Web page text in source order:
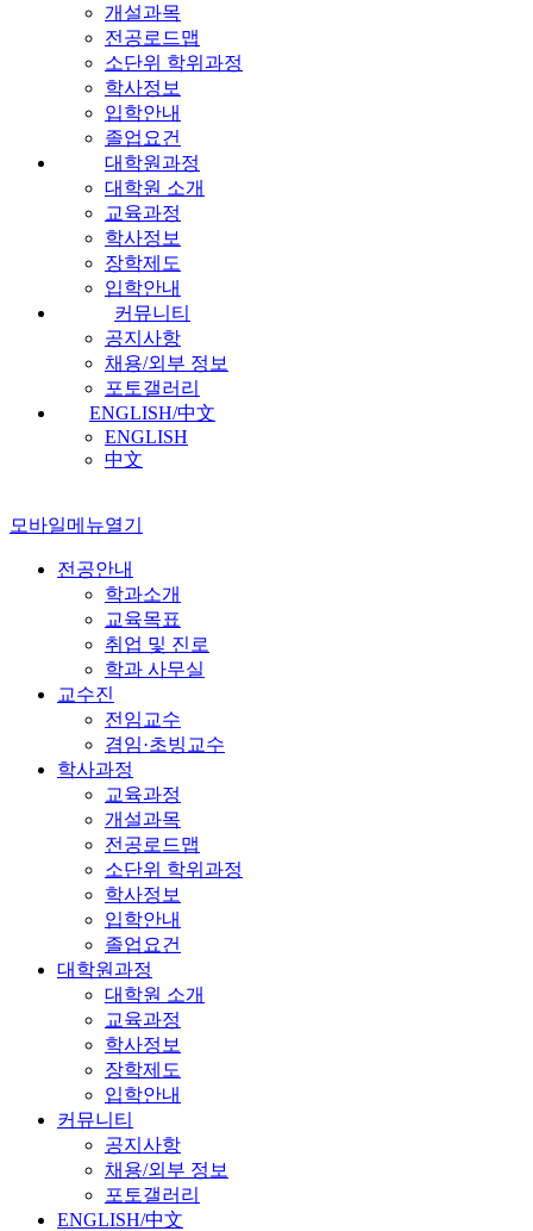
개설과목
전공로드맵
소단위 학위과정
학사정보
입학안내
졸업요건
대학원과정
대학원 소개
교육과정
학사정보
장학제도
입학안내
커뮤니티
공지사항
채용/외부 정보
포토갤러리
ENGLISH/中文
ENGLISH
中文
모바일메뉴열기
전공안내
학과소개
교육목표
취업 및 진로
학과 사무실
교수진
전임교수
겸임·초빙교수
학사과정
교육과정
개설과목
전공로드맵
소단위 학위과정
학사정보
입학안내
졸업요건
대학원과정
대학원 소개
교육과정
학사정보
장학제도
입학안내
커뮤니티
공지사항
채용/외부 정보
포토갤러리
ENGLISH/中文